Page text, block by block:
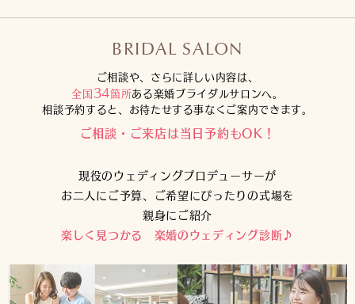
BRIDAL SALON
ご相談や、さらに詳しい内容は、
全国34箇所ある楽婚ブライダルサロンへ。
相談予約すると、お待たせする事なくご案内できます。
ご相談・ご来店は当日予約もOK！
現役のウェディングプロデューサーが
お二人にご予算、ご希望にぴったりの式場を
親身にご紹介
楽しく見つかる 楽婚のウェディング診断♪